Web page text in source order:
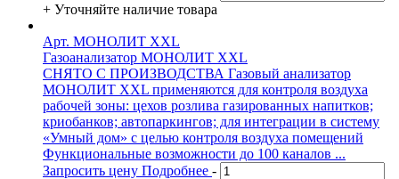
+ Уточняйте наличие товара
Арт. МОНОЛИТ XXL
Газоанализатор МОНОЛИТ XXL
СНЯТО С ПРОИЗВОДСТВА Газовый анализатор
МОНОЛИТ XXL применяются для контроля воздуха
рабочей зоны: цехов розлива газированных напитков;
криобанков; автопаркингов; для интеграции в систему
«Умный дом» с целью контроля воздуха помещений
Функциональные возможности до 100 каналов ...
Запросить цену Подробнее -